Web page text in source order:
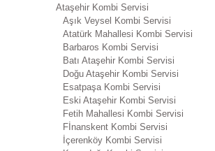
Ataşehir Kombi Servisi
Aşık Veysel Kombi Servisi
Atatürk Mahallesi Kombi Servisi
Barbaros Kombi Servisi
Batı Ataşehir Kombi Servisi
Doğu Ataşehir Kombi Servisi
Esatpaşa Kombi Servisi
Eski Ataşehir Kombi Servisi
Fetih Mahallesi Kombi Servisi
Fİnanskent Kombi Servisi
İçerenköy Kombi Servisi